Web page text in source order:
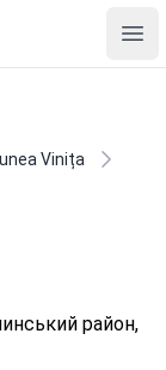
Vinița
район,